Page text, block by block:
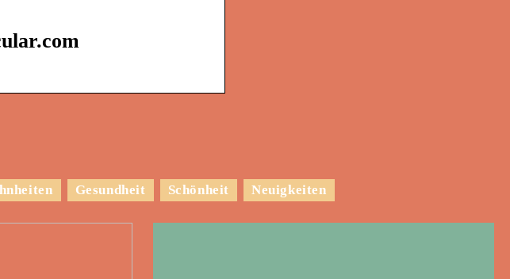
Gesundheit Schönheit Neuigkeiten